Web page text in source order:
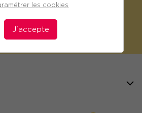
les cookies
J'accepte